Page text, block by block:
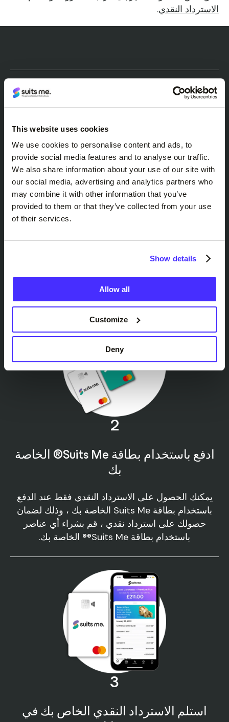
This website uses cookies
We use cookies to personalise content and ads, to
provide social media features and to analyse our traffic.
We also share information about your use of our site with
our social media, advertising and analytics partners who
may combine it with other information that you’ve
provided to them or that they’ve collected from your use
of their services.
Show details
Allow all
Customize
Deny
الاسترداد النقدي.
1
أحد شركائنا في الاسترداد النقدي
الاسترداد النقدي لدينا وتصفح ما ترغب في شرائه.
2
ادفع باستخدام بطاقة Suits Me® الخاصة
بك
يمكنك الحصول على الاسترداد النقدي فقط عند الدفع
باستخدام بطاقة Suits Me الخاصة بك ، وذلك لضمان
حصولك على استرداد نقدي ، قم بشراء أي عناصر
باستخدام بطاقة Suits Me®® الخاصة بك.
3
استلم الاسترداد النقدي الخاص بك في